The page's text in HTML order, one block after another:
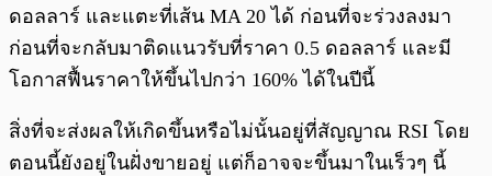
ดอลลาร์ และแตะที่เส้น MA 20 ได้ ก่อนที่จะร่วงลงมา
ก่อนที่จะกลับมาติดแนวรับที่ราคา 0.5 ดอลลาร์ และมี
โอกาสฟื้นราคาให้ขึ้นไปกว่า 160% ได้ในปีนี้
สิ่งที่จะส่งผลให้เกิดขึ้นหรือไม่นั้นอยู่ที่สัญญาณ RSI โดย
ตอนนี้ยังอยู่ในฝั่งขายอยู่ แต่ก็อาจจะขึ้นมาในเร็วๆ นี้